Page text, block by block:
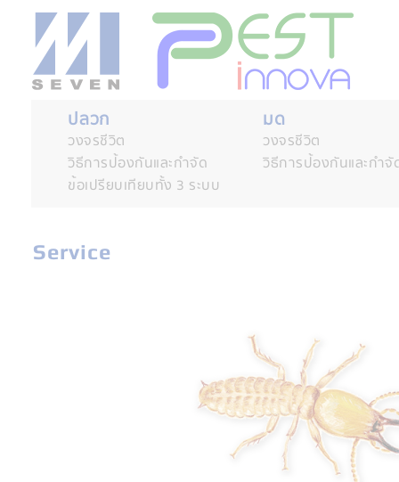
ปลวก
วงจรชีวิต
วิธีการป้องกันและกำจัด
ข้อเปรียบเทียบทั้ง 3 ระบบ
มด
วงจรชีวิต
วิธีการป้องกันและกำจั
Service